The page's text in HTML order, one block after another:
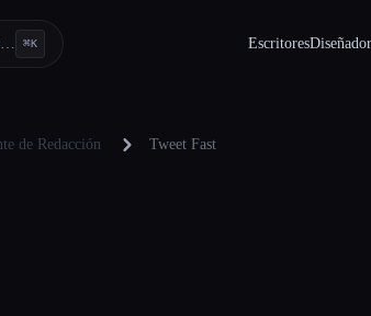
⌘K Escritores
de Redacción Tweet Fast